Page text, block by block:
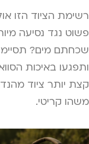
רשימת הציוד הזו
פשוט נגד נסיעה
שכחתם מים?
ותפגעו באיכות
קצת יותר ציוד
משהו קריטי.